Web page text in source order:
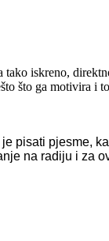
iskreno,
što ga motivira
pisati pjesme,
na radiju i za